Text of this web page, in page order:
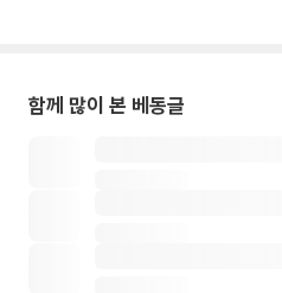
함께 많이 본 베동글